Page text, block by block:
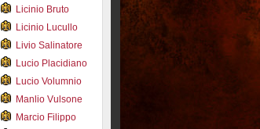
Licinio Bruto
Licinio Lucullo
Livio Salinatore
Lucio Placidiano
Lucio Volumnio
Manlio Vulsone
Marcio Filippo